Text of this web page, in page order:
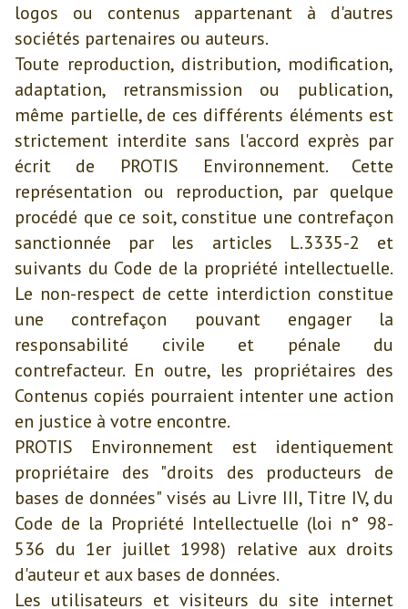
logos ou contenus appartenant à d'autres
sociétés partenaires ou auteurs.
Toute reproduction, distribution, modification,
adaptation, retransmission ou publication,
même partielle, de ces différents éléments est
strictement interdite sans l'accord exprès par
écrit de PROTIS Environnement. Cette
représentation ou reproduction, par quelque
procédé que ce soit, constitue une contrefaçon
sanctionnée par les articles L.3335-2 et
suivants du Code de la propriété intellectuelle.
Le non-respect de cette interdiction constitue
une contrefaçon pouvant engager la
responsabilité civile et pénale du
contrefacteur. En outre, les propriétaires des
Contenus copiés pourraient intenter une action
en justice à votre encontre.
PROTIS Environnement est identiquement
propriétaire des "droits des producteurs de
bases de données" visés au Livre III, Titre IV, du
Code de la Propriété Intellectuelle (loi n° 98-
536 du 1er juillet 1998) relative aux droits
d'auteur et aux bases de données.
Les utilisateurs et visiteurs du site internet